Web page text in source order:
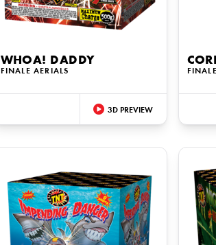
WHOA! DADDY
FINALE AERIALS
3D PREVIEW